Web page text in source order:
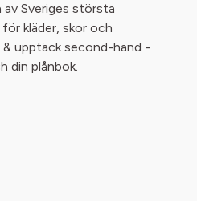
av Sveriges största
kläder, skor och
& upptäck second-hand -
din plånbok.